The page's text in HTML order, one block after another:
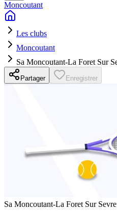
Moncoutant
Les clubs
Moncoutant
Sa Moncoutant-La Foret Sur
Partager Enregistrer
Sa Moncoutant-La Foret Sur